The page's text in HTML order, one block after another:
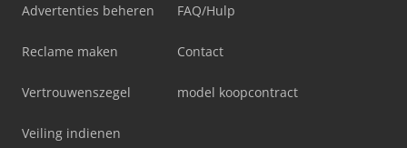
Advertenties beheren
Reclame maken
Vertrouwenszegel
Veiling indienen
FAQ/Hulp
Contact
model koopcontract